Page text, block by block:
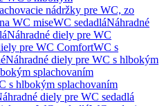
nádržky pre WC, zo
WC miseWC sedadláNáhradné
Náhradné diely pre WC
pre WC ComfortWC s
Náhradné diely pre WC s hlbokým
splachovaním
s hlbokým splachovaním
diely pre WC sedadlá